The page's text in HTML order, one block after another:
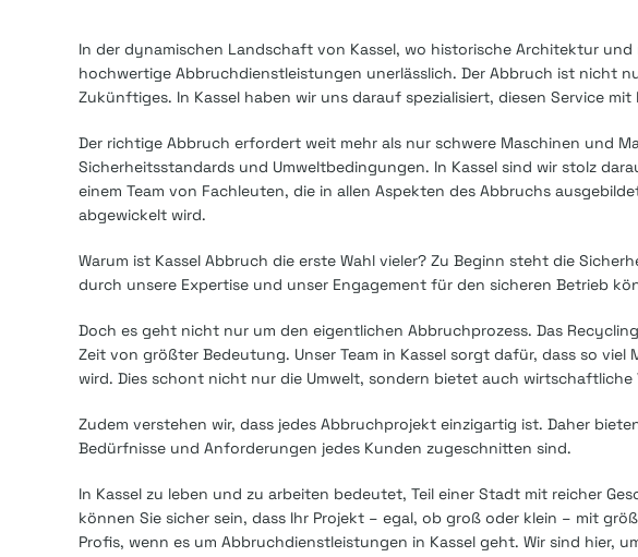
In der dynamischen Landschaft von Kassel, wo historische Architektur
hochwertige Abbruchdienstleistungen unerlässlich. Der Abbruch ist nicht
Zukünftiges. In Kassel haben wir uns darauf spezialisiert, diesen Service
Der richtige Abbruch erfordert weit mehr als nur schwere Maschinen und
Sicherheitsstandards und Umweltbedingungen. In Kassel sind wir stolz
einem Team von Fachleuten, die in allen Aspekten des Abbruchs
abgewickelt wird.
Warum ist Kassel Abbruch die erste Wahl vieler? Zu Beginn steht die
durch unsere Expertise und unser Engagement für den sicheren Betrieb
Doch es geht nicht nur um den eigentlichen Abbruchprozess. Das
Zeit von größter Bedeutung. Unser Team in Kassel sorgt dafür, dass so
wird. Dies schont nicht nur die Umwelt, sondern bietet auch wirtschaftliche
Zudem verstehen wir, dass jedes Abbruchprojekt einzigartig ist. Daher
Bedürfnisse und Anforderungen jedes Kunden zugeschnitten sind.
In Kassel zu leben und zu arbeiten bedeutet, Teil einer Stadt mit reicher
können Sie sicher sein, dass Ihr Projekt – egal, ob groß oder klein – mit
Profis, wenn es um Abbruchdienstleistungen in Kassel geht. Wir sind hier,